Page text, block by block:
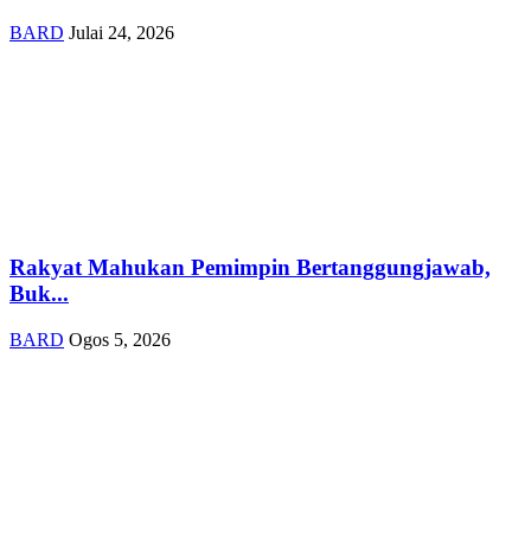
BARD Julai 24, 2026
Rakyat Mahukan Pemimpin Bertanggungjawab,
Buk...
BARD Ogos 5, 2026